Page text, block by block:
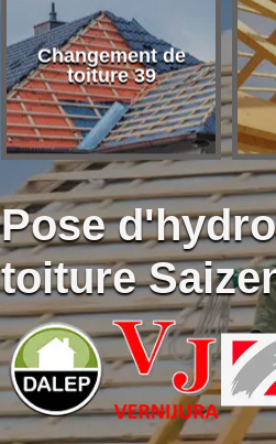
Changement de
toiture 39
Pose
toiture